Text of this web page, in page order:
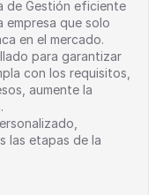
de Gestión eficiente
empresa que solo
en el mercado.
para garantizar
con los requisitos,
aumente la
las etapas de la